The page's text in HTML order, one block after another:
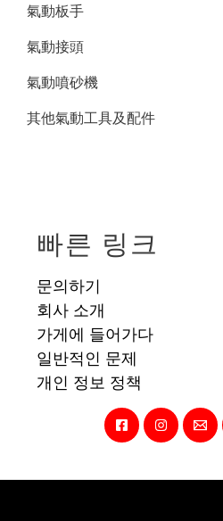
氣動板手
氣動接頭
氣動噴砂機
其他氣動工具及配件
빠른 링크
문의하기
회사 소개
가게에 들어가다
일반적인 문제
개인 정보 정책